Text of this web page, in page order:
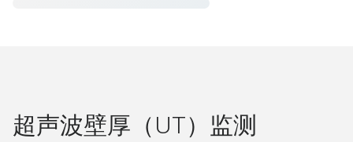
超声波壁厚（UT）监测